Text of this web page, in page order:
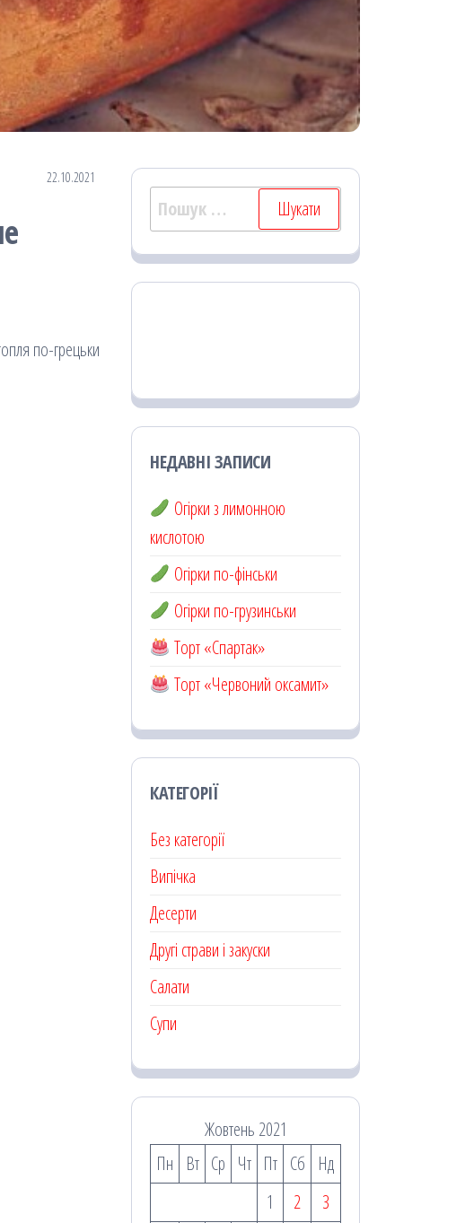
22.10.2021
по-грецьки
Пошук:
НЕДАВНІ ЗАПИСИ
Огірки з лимонною
кислотою
Огірки по-фінськи
Огірки по-грузинськи
Торт «Спартак»
Торт «Червоний оксамит»
КАТЕГОРІЇ
Без категорії
Випічка
Десерти
Другі страви і закуски
Салати
Супи
Жовтень 2021
Пн
Вт Ср Чт Пт Сб
Нд
1
2
3